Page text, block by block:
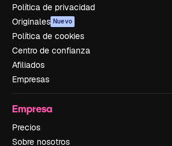
Política de privacidad
Originales Nuevo
Política de cookies
Centro de confianza
Afiliados
Empresas
Empresa
Precios
Sobre nosotros